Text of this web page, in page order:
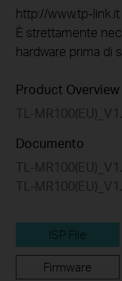
http://www.tp-link.it .
È strettamente
hardware prima di
Product Overview
TL-
Documento
TL-
TL-
ISP File
Firmware